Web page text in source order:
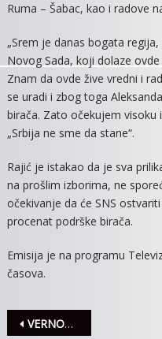
Ruma – Šabac, kao i radove
„Srem je danas bogata
Novog Sada, koji dolaze
Znam da ovde žive vredni i
se uradi i zbog toga
birača. Zato očekujem visoku
„Srbija ne sme da stane“.
Rajić je istakao da je sva
na prošlim izborima, ne
očekivanje da će SNS
procenat podrške birača.
Emisija je na programu
časova.
Navigacija
VERNOST SE PIŠE MILIONOM! Zabavljaj se iz nedelje u nedelju – čeka te fantastičan bonus!